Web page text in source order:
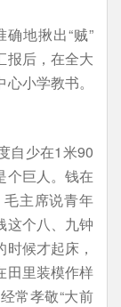
地揪出“贼”
报后，在全大
小学教书。
自少在1米90
个巨人。钱在
主席说青年
这个八、九钟
候才起床，
田里装模作样
常孝敬“大前